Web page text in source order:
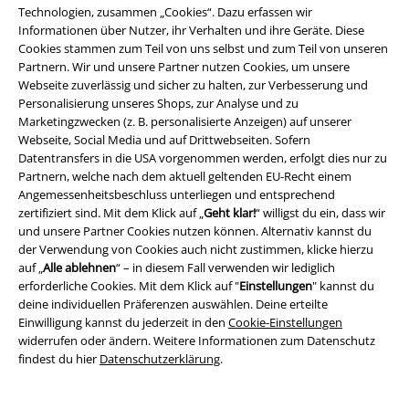
Technologien, zusammen „Cookies“. Dazu erfassen wir
Informationen über Nutzer, ihr Verhalten und ihre Geräte. Diese
Cookies stammen zum Teil von uns selbst und zum Teil von unseren
Partnern. Wir und unsere Partner nutzen Cookies, um unsere
Webseite zuverlässig und sicher zu halten, zur Verbesserung und
Personalisierung unseres Shops, zur Analyse und zu
Marketingzwecken (z. B. personalisierte Anzeigen) auf unserer
Webseite, Social Media und auf Drittwebseiten. Sofern
Datentransfers in die USA vorgenommen werden, erfolgt dies nur zu
Partnern, welche nach dem aktuell geltenden EU-Recht einem
Angemessenheitsbeschluss unterliegen und entsprechend
zertifiziert sind. Mit dem Klick auf „Geht klar!“ willigst du ein, dass wir
und unsere Partner Cookies nutzen können. Alternativ kannst du
der Verwendung von Cookies auch nicht zustimmen, klicke hierzu
auf „Alle ablehnen“ – in diesem Fall verwenden wir lediglich
erforderliche Cookies. Mit dem Klick auf "Einstellungen" kannst du
deine individuellen Präferenzen auswählen. Deine erteilte
Einwilligung kannst du jederzeit in den Cookie-Einstellungen
widerrufen oder ändern. Weitere Informationen zum Datenschutz
findest du hier Datenschutzerklärung.
Da gibt es modern angehauchte, besonders für Freunde des Nu Goth
und Industrial Goth interessante Modelle, die wie der kurze Mantel aus
dem Hause Vixxsin mit Schnallen und Ringen verziert sind. Der typische,
extra lang geschnittene Mantel für den authentischen Goth Look
kommt auch nicht zu kurz. Insbesondere die Marke Poizen Industries
bietet eine große Vielfalt an Modellen, die mit Schleifenbesatz und
ebenso dezenten wie schönen Applikationen aus Spitze das Outfit auch
im Winter stilsicher abrunden. Und natürlich bietet die kultige
Szenemarke Gothicana by EMP gleichermaßen schicke wie gemütliche
Wintermäntel mit edler Note an.
Ganz gleich, wo deine persönlichen Vorlieben liegen mögen, mit dem
richtigenWintermantelaus dem EMP Online Shop bist du sicher gut
vorbereitet. Und das ist auch gut so, denn dass der nächste Winter
kommen wird, ist schließlich ebenso klar wie die Steuern. So kannst du
den kürzeren Tagen und kälteren Temperaturen beruhigt und sogar mit
Freude entgegen sehen – also einloggen und viel Spaß beim Stöbern!
15%
E-Mail Newsletter